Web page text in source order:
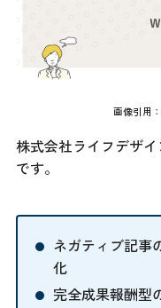
画像引用：
株式会社ライフデザ
です。
ネガティブ記事
化
完全成果報酬型